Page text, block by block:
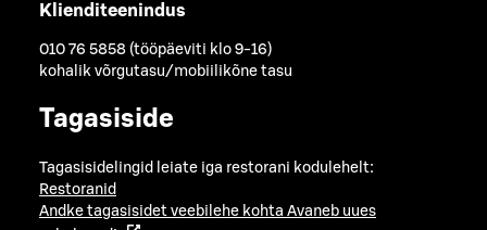
Klienditeenindus
010 76 5858 (tööpäeviti klo 9-16)
kohalik võrgutasu/mobiilikõne tasu
Tagasiside
Tagasisidelingid leiate iga restorani kodulehelt:
Restoranid
Andke tagasisidet veebilehe kohta Avaneb uues